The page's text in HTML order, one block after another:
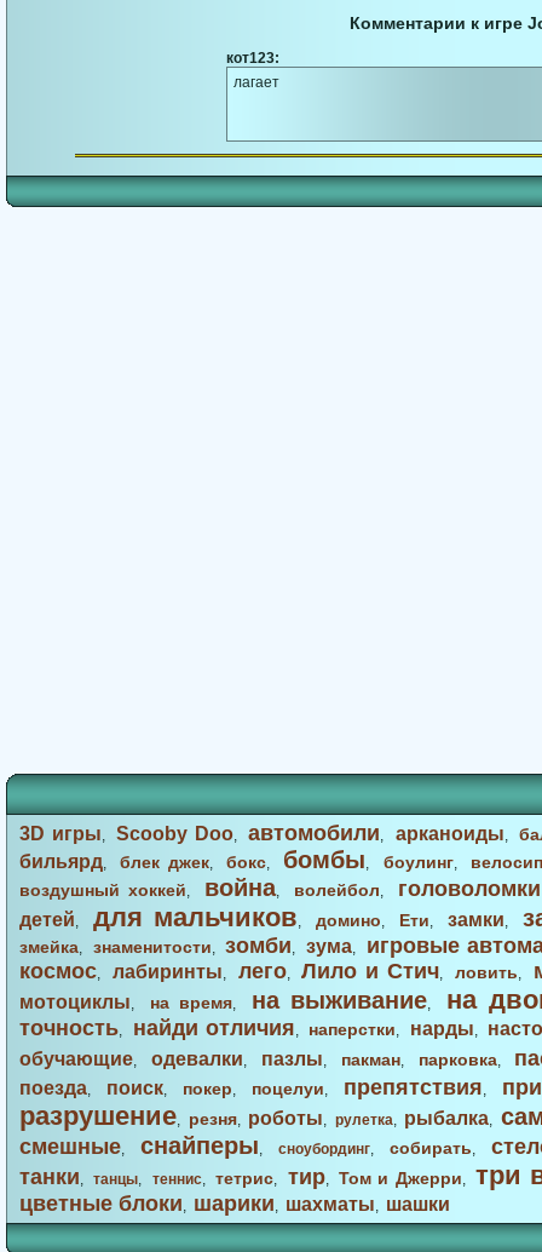
Комментарии к игре
кот123:
лагает
3D игры,Scooby Doo,автомобили, арканоиды,
бильярд,блек джек,бокс, бомбы, боулинг,
воздушный хоккей, война, волейбол, головоломки
детей, для мальчиков, домино, Ети, замки,
змейка, знаменитости,зомби, зума,
игровые
космос, лабиринты, лего,Лило и Стич,ловить,
мотоциклы, на время, на выживание, на
точность, найди отличия, наперстки, нарды,
обучающие, одевалки, пазлы, пакман, парковка,
поезда, поиск, покер, поцелуи, препятствия,
разрушение, резня, роботы, рулетка, рыбалка,
смешные, снайперы, сноубординг, собирать,
танки,танцы, теннис,тетрис, тир,Том и Джерри, три
цветные блоки, шарики, шахматы, шашки